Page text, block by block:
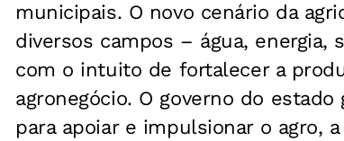
municipais. O novo cenário da
diversos campos – água, energia,
com o intuito de fortalecer a
agronegócio. O governo do
para apoiar e impulsionar o agro,